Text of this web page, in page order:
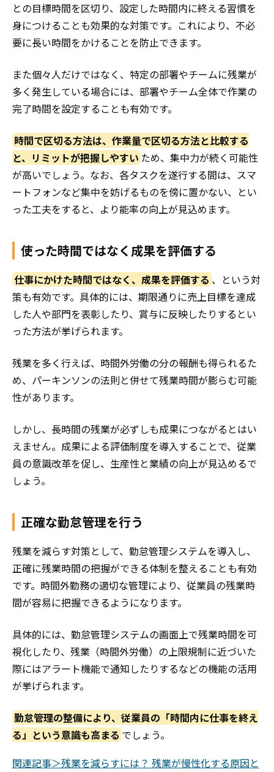
との目標時間を区切り、設定した時間内に終える習慣を
身につけることも効果的な対策です。これにより、不必
要に長い時間をかけることを防止できます。
また個々人だけではなく、特定の部署やチームに残業が
多く発生している場合には、部署やチーム全体で作業の
完了時間を設定することも有効です。
時間で区切る方法は、作業量で区切る方法と比較する
と、リミットが把握しやすい ため、集中力が続く可能性
が高いでしょう。なお、各タスクを遂行する間は、スマ
ートフォンなど集中を妨げるものを傍に置かない、とい
った工夫をすると、より能率の向上が見込めます。
使った時間ではなく成果を評価する
仕事にかけた時間ではなく、成果を評価する 、という対
策も有効です。具体的には、期限通りに売上目標を達成
した人や部門を表彰したり、賞与に反映したりするとい
った方法が挙げられます。
残業を多く行えば、時間外労働の分の報酬も得られるた
め、パーキンソンの法則と併せて残業時間が膨らむ可能
性があります。
しかし、長時間の残業が必ずしも成果につながるとはい
えません。成果による評価制度を導入することで、従業
員の意識改革を促し、生産性と業績の向上が見込めるで
しょう。
正確な勤怠管理を行う
残業を減らす対策として、勤怠管理システムを導入し、
正確に残業時間の把握ができる体制を整えることも有効
です。時間外勤務の適切な管理により、従業員の残業時
間が容易に把握できるようになります。
具体的には、勤怠管理システムの画面上で残業時間を可
視化したり、残業（時間外労働）の上限規制に近づいた
際にはアラート機能で通知したりするなどの機能の活用
が挙げられます。
勤怠管理の整備により、従業員の「時間内に仕事を終え
る」という意識も高まる でしょう。
関連記事＞残業を減らすには？ 残業が慢性化する原因と